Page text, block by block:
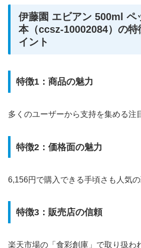
伊藤園 エビアン 500ml ペ
本（ccsz-10002084）の
イント
特徴1：商品の魅力
多くのユーザーから支持を集める注
特徴2：価格面の魅力
6,156円で購入できる手頃さも人気の
特徴3：販売店の信頼
楽天市場の「食彩創庫」で取り扱わ